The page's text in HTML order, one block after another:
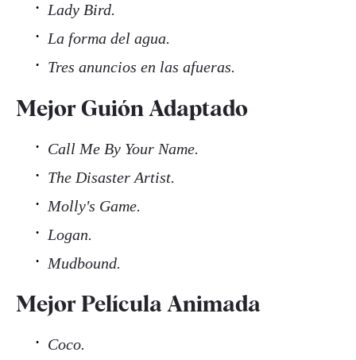
Lady Bird.
La forma del agua.
Tres anuncios en las afueras.
Mejor Guión Adaptado
Call Me By Your Name.
The Disaster Artist.
Molly's Game.
Logan.
Mudbound.
Mejor Película Animada
Coco.